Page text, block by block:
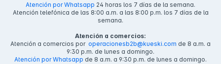
Atención por Whatsapp 24 horas los 7 días de la semana.
Atención telefónica de las 8:00 a.m. a las 8:00 p.m. los 7 días de la
semana.
Atención a comercios:
Atención a comercios por operacionesb2b@kueski.com de 8 a.m. a
9:30 p.m. de lunes a domingo.
Atención por Whatsapp de 8 a.m. a 9:30 p.m. de lunes a domingo.